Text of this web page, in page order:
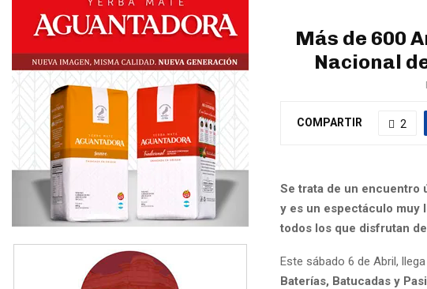
Más de 600
Nacional
COMPARTIR 2
Se trata de un encuentro
y es un espectáculo muy
todos los que disfrutan
Este sábado 6 de Abril, llega
Baterías, Batucadas y